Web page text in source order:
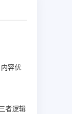
容优
者逻辑